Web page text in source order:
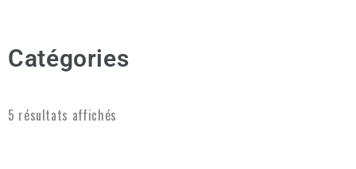
Catégories
5 résultats affichés